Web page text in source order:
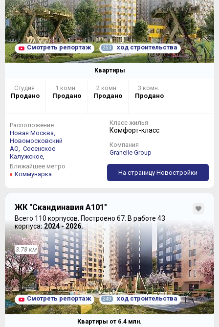
Смотреть репортаж 253 ход строительства
Квартиры
Студия
Продано
1 комн.
Продано
2 комн.
Продано
3 комн.
Продано
Расположение
Новая Москва,
Новомосковский
АО, Сосенское
Калужское,
Ближайшее метро
Коммунарка
Класс жилья
Комфорт-класс
Компания
Granelle Group
На страницу Новостройки
ЖК "Скандинавия А101"
Всего 110 корпусов. Построено 67. В работе 43
корпуса: 2024 - 2026.
3.78 км
Смотреть репортаж 249 ход строительства
Квартиры от 6.4 млн.